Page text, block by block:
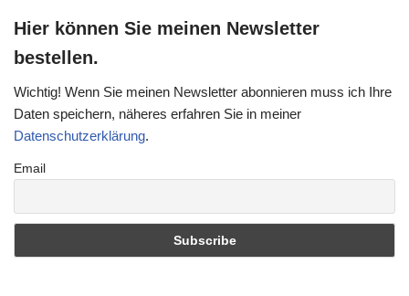
Hier können Sie meinen Newsletter
bestellen.
Wichtig! Wenn Sie meinen Newsletter abonnieren muss ich Ihre
Daten speichern, näheres erfahren Sie in meiner
Datenschutzerklärung.
Email